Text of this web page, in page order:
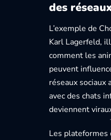
des
L’exemple de
Karl Lagerfeld,
comment les
peuvent
réseaux sociaux
avec des chats
deviennent
Les plateformes